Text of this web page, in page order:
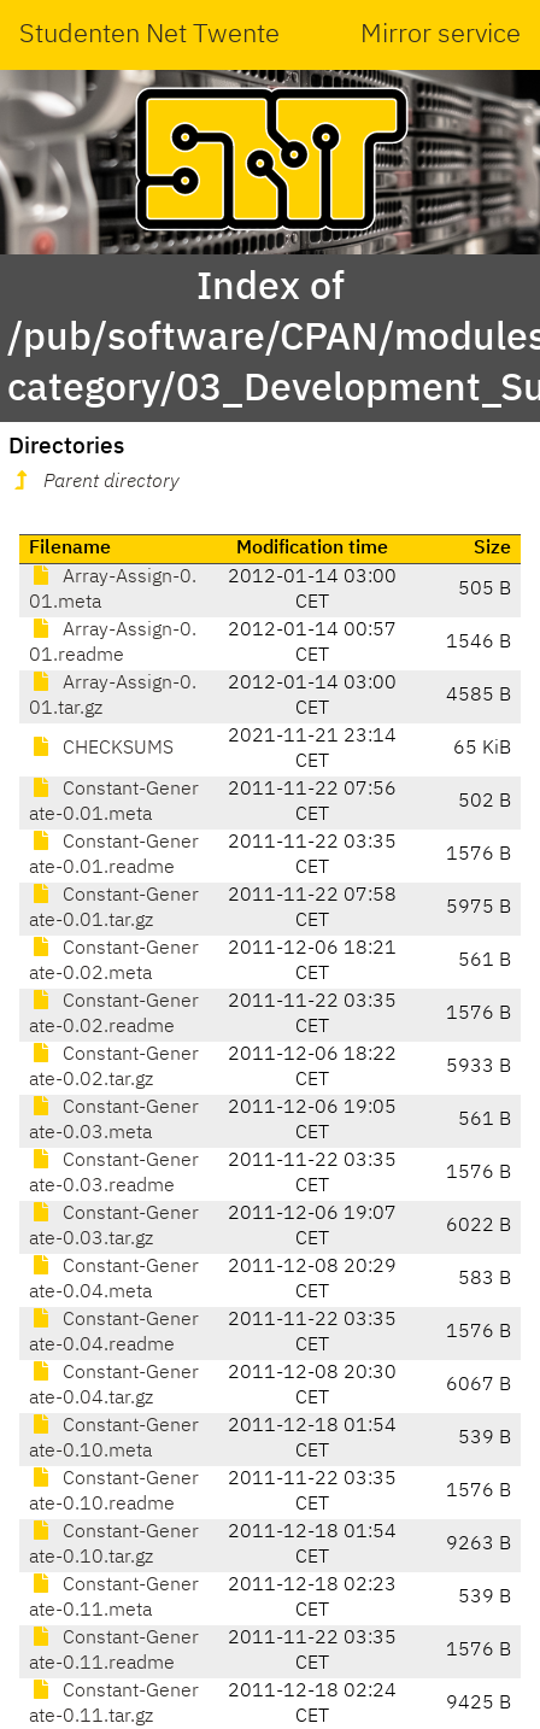
Studenten Net Twente Mirror service
Index of
/pub/software/CPAN/
category/
Directories
Parent directory
Filename Modification time
Size
Array-Assign-0.
01.meta
2012-01-14 03:00
CET
505 B
Array-Assign-0.
01.readme
2012-01-14 00:57
CET
1546 B
Array-Assign-0.
01.tar.gz
2012-01-14 03:00
CET
4585 B
CHECKSUMS
2021-11-21 23:14
CET
65 KiB
Constant-Gener
ate-0.01.meta
2011-11-22 07:56
CET
502 B
Constant-Gener
ate-0.01.readme
2011-11-22 03:35
CET
1576 B
Constant-Gener
ate-0.01.tar.gz
2011-11-22 07:58
CET
5975 B
Constant-Gener
ate-0.02.meta
2011-12-06 18:21
CET
561 B
Constant-Gener
ate-0.02.readme
2011-11-22 03:35
CET
1576 B
Constant-Gener
ate-0.02.tar.gz
2011-12-06 18:22
CET
5933 B
Constant-Gener
ate-0.03.meta
2011-12-06 19:05
CET
561 B
Constant-Gener
ate-0.03.readme
2011-11-22 03:35
CET
1576 B
Constant-Gener
ate-0.03.tar.gz
2011-12-06 19:07
CET
6022 B
Constant-Gener
ate-0.04.meta
2011-12-08 20:29
CET
583 B
Constant-Gener
ate-0.04.readme
2011-11-22 03:35
CET
1576 B
Constant-Gener
ate-0.04.tar.gz
2011-12-08 20:30
CET
6067 B
Constant-Gener
ate-0.10.meta
2011-12-18 01:54
CET
539 B
Constant-Gener
ate-0.10.readme
2011-11-22 03:35
CET
1576 B
Constant-Gener
ate-0.10.tar.gz
2011-12-18 01:54
CET
9263 B
Constant-Gener
ate-0.11.meta
2011-12-18 02:23
CET
539 B
Constant-Gener
ate-0.11.readme
2011-11-22 03:35
CET
1576 B
Constant-Gener
ate-0.11.tar.gz
2011-12-18 02:24
CET
9425 B